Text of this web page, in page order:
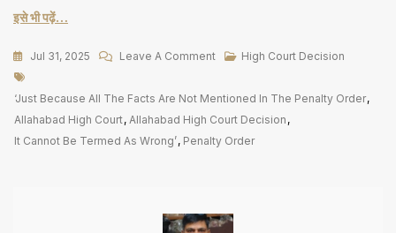
इसे भी पढ़ें…
Jul 31, 2025 Leave A CommentOn
Order
में
सभी
न
High Court Decision
‘Just Because All The Facts Are Not Mentioned In The Penalty Order,
Allahabad High Court, Allahabad High Court Decision ,
It Cannot Be Termed As Wrong’, Penalty Order